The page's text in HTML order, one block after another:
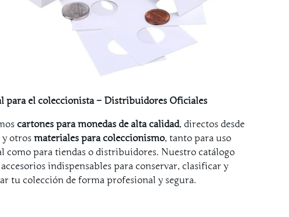
para el coleccionista – Distribuidores Oficiales
cartones para monedas de alta calidad, directos desde
otrosmateriales para coleccionismo, tanto para uso
como para tiendas o distribuidores. Nuestro catálogo
indispensables para conservar, clasificar y
tu colección de forma profesional y segura.